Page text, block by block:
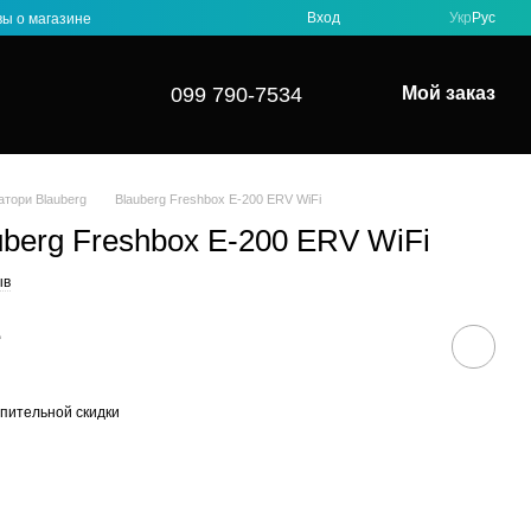
о магазине Вход Укр Рус
099 790-7534 Мой заказ
Blauberg Blauberg Freshbox E-200 ERV WiFi
Freshbox E-200 ERV WiFi
скидки